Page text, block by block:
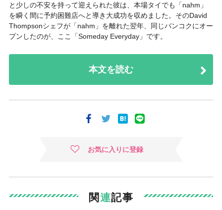
と少しの不安を持って迎えられた彼は、本場タイでも「nahm」
を瞬く間に予約困難店へと導き大成功を収めました。そのDavid
Thompsonシェフが「nahm」を離れた翌年、同じバンコクにオー
プンしたのが、ここ「Someday Everyday」です。
本文を読む
お気に入りに登録
関連記事